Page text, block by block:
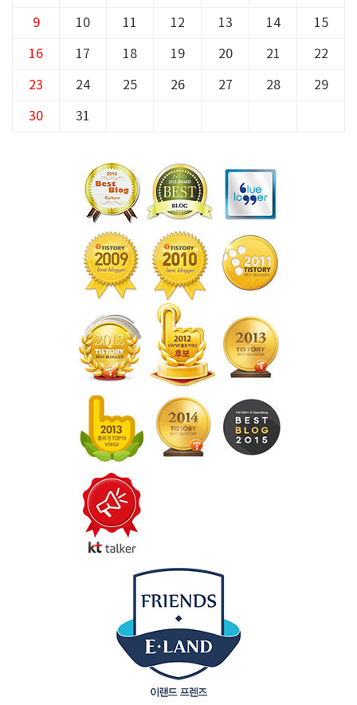
9 10 11 12 13 14 15
16 17 18 19 20 21 22
23 24 25 26 27 28 29
30 31